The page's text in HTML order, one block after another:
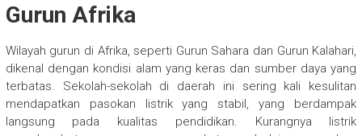
Gurun Afrika
Wilayah gurun di Afrika, seperti Gurun Sahara dan Gurun Kalahari,
dikenal dengan kondisi alam yang keras dan sumber daya yang
terbatas. Sekolah-sekolah di daerah ini sering kali kesulitan
mendapatkan pasokan listrik yang stabil, yang berdampak
langsung pada kualitas pendidikan. Kurangnya listrik